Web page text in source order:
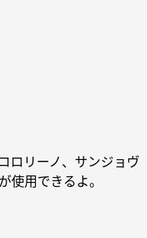
ロリーノ、サンジョヴ
使用できるよ。